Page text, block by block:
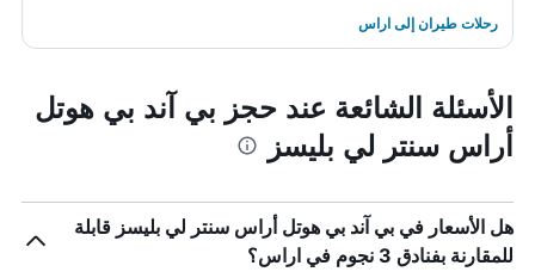
رحلات طيران إلى اراس
الأسئلة الشائعة عند حجز بي آند بي هوتل
أراس سنتر لي بليسز
هل الأسعار في بي آند بي هوتل أراس سنتر لي بليسز قابلة
للمقارنة بفنادق 3 نجوم في اراس؟